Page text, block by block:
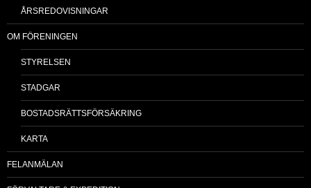
ÅRSREDOVISNINGAR
OM FÖRENINGEN
STYRELSEN
STADGAR
BOSTADSRÄTTSFÖRSÄKRING
KARTA
FELANMÄLAN